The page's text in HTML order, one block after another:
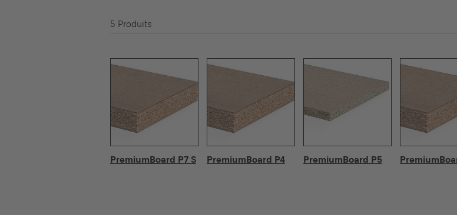
5 Produits
PremiumBoard P7 S PremiumBoard P4 PremiumBoard P5